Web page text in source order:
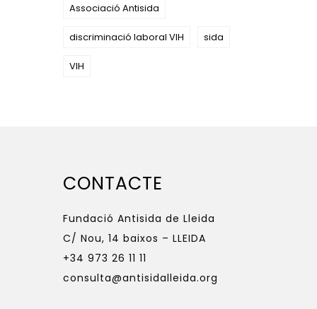
Associació Antisida
discriminació laboral VIH sida
VIH
CONTACTE
Fundació Antisida de Lleida
C/ Nou, 14 baixos – LLEIDA
+34 973 26 11 11
consulta@antisidalleida.org